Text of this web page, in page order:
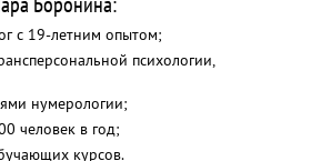
с 19-летним опытом;
психологии,
нумерологии;
человек в год;
курсов.